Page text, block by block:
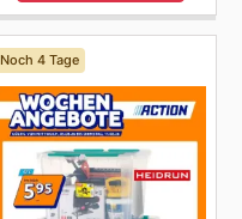
Noch 4 Tage